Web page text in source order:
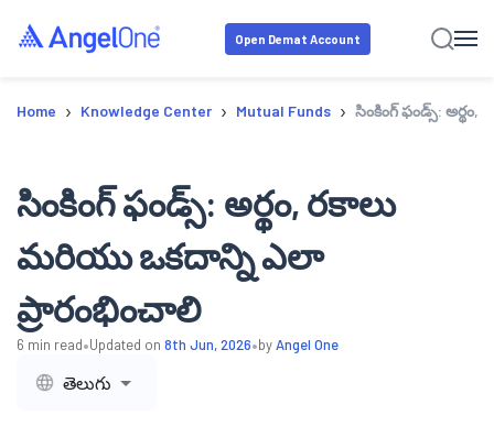
Open Demat Account
Home › Knowledge Center › Mutual Funds › సింకింగ్ ఫండ్స్:
సింకింగ్ ఫండ్స్: అర్థం, రకాలు
మరియు ఒకదాన్ని ఎలా
ప్రారంభించాలి
6 min read•Updated on 8th Jun, 2026•byAngel One
తెలుగు